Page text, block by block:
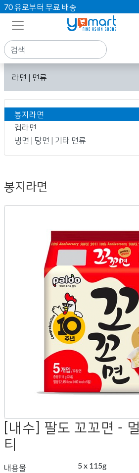
70 유로부터 무료 배송
라면 | 면류
봉지라면
컵라면
냉면 | 당면 | 기타 면류
봉지라면
[내수] 팔도 꼬꼬면 - 멀
티
내용물 5 x 115g